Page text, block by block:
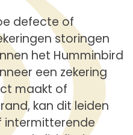
defecte of
storingen
het Humminbird
een zekering
maakt of
kan dit leiden
intermitterende